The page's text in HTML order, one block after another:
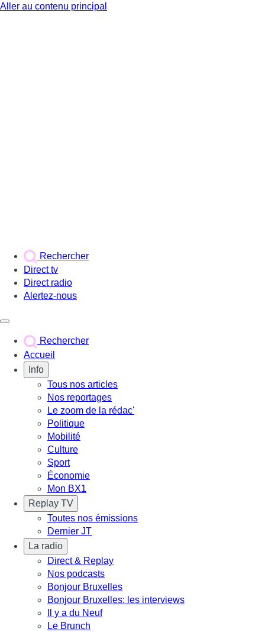
Aller au contenu principal
Rechercher
Direct tv
Direct radio
Alertez-nous
Rechercher
Accueil
Info
Tous nos articles
Nos reportages
Le zoom de la rédac'
Politique
Mobilité
Culture
Sport
Économie
Mon BX1
Replay TV
Toutes nos émissions
Dernier JT
La radio
Direct & Replay
Nos podcasts
Bonjour Bruxelles
Bonjour Bruxelles: les interviews
Il y a du Neuf
Le Brunch